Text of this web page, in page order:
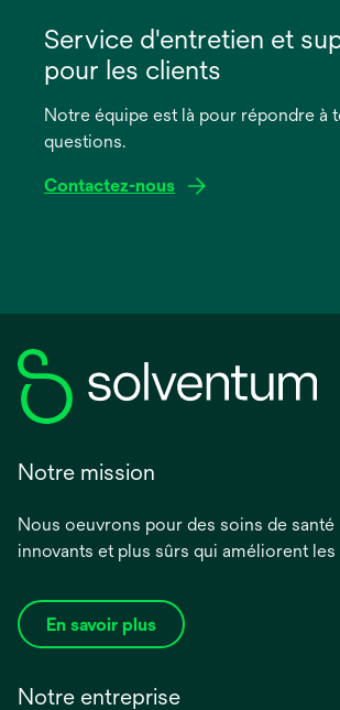
dans
nouvel
onglet
Service d'entretien et
pour les clients
Notre équipe est là pour répondre à
questions.
Contactez-nous
Notre mission
Nous oeuvrons pour des soins de santé
innovants et plus sûrs qui améliorent les
En savoir plus
Notre entreprise